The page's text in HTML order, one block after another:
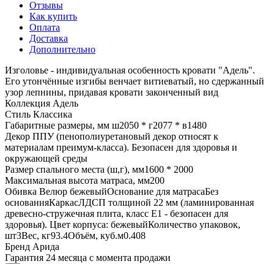
Отзывы
Как купить
Оплата
Доставка
Дополнительно
Изголовье - индивидуальная особенность кровати "Адель".
Его утончённые изгибы венчает витиеватый, но сдержанный
узор лепнины, придавая кровати законченный вид
Коллекция Адель
Стиль Классика
Габаритные размеры, мм ш2050 * г2077 * в1480
Декор ППУ (пенополиуретановый декор относят к
материалам преимум-класса). Безопасен для здоровья и
окружающей среды
Размер спального места (ш,г), мм1600 * 2000
Максимальная высота матраса, мм200
Обивка Велюр бежевыйОснование для матрасаБез
основанияКаркасЛДСП толщиной 22 мм (ламинированная
древесно-стружечная плита, класс E1 - безопасен для
здоровья). Цвет корпуса: бежевыйКоличество упаковок,
шт3Вес, кг93.4Объём, куб.м0.408
Бренд Арида
Гарантия 24 месяца с момента продажи